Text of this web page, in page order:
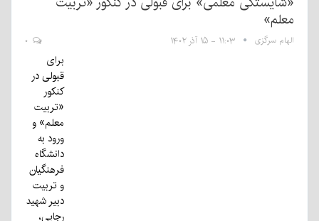
معلم»
الهام سرگزی ۱۱:۰۳ - ۱۵ آذر ۱۴۰۲
برای
قبولی در
کنکور
«تربیت
معلم» و
ورود به
دانشگاه
فرهنگیان
و تربیت
دبیر شهید
رجایی،